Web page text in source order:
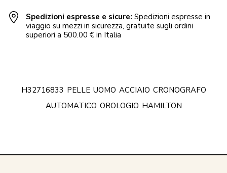
Spedizioni espresse e sicure: Spedizioni espresse in
viaggio su mezzi in sicurezza, gratuite sugli ordini
superiori a 500.00 € in Italia
H32716833 PELLE UOMO ACCIAIO CRONOGRAFO
AUTOMATICO OROLOGIO HAMILTON